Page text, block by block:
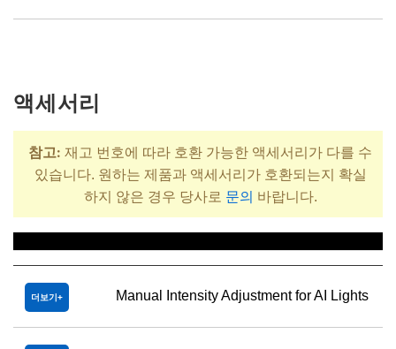
액세서리
참고: 재고 번호에 따라 호환 가능한 액세서리가 다를 수
있습니다. 원하는 제품과 액세서리가 호환되는지 확실
하지 않은 경우 당사로 문의 바랍니다.
더보기 Manual Intensity Adjustment for AI Lights